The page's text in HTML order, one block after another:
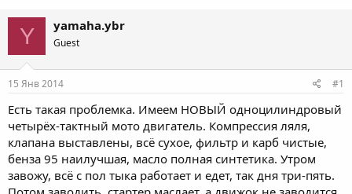
Y yamaha.ybr
Guest
15 Янв 2014 #1
Есть такая проблемка. Имеем НОВЫЙ одноцилиндровый
четырёх-тактный мото двигатель. Компрессия ляля,
клапана выставлены, всё сухое, фильтр и карб чистые,
бенза 95 наилучшая, масло полная синтетика. Утром
завожу, всё с пол тыка работает и едет, так дня три-пять.